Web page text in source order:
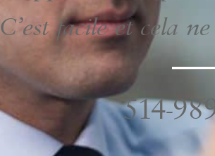
C’est facile et cela
514-